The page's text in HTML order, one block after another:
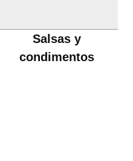
Salsas y
condimentos